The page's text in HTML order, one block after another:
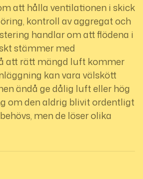
att hålla ventilationen i skick
kontroll av aggregat och
handlar om att flödena i
stämmer med
att rätt mängd luft kommer
kan vara välskött
ändå ge dålig luft eller hög
om den aldrig blivit ordentligt
men de löser olika